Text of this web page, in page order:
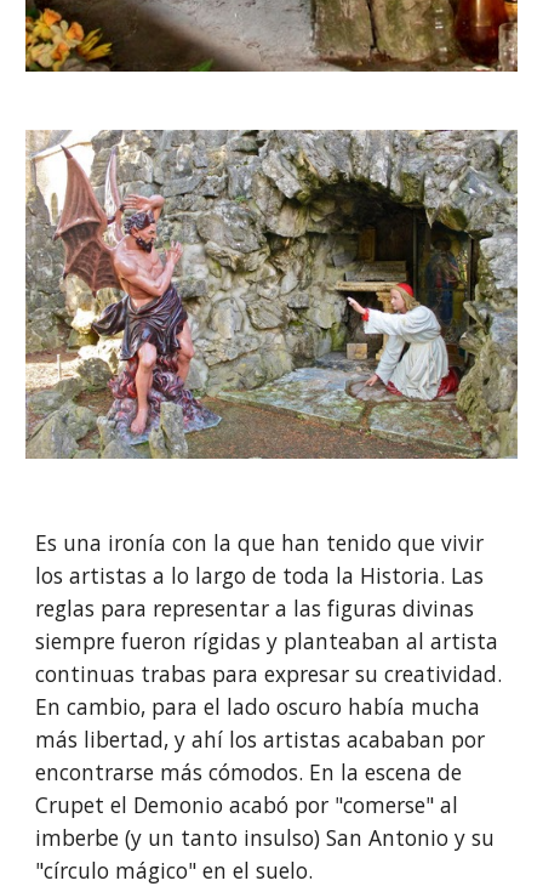
Es una ironía con la que han tenido que vivir
los artistas a lo largo de toda la Historia. Las
reglas para representar a las figuras divinas
siempre fueron rígidas y planteaban al artista
continuas trabas para expresar su creatividad.
En cambio, para el lado oscuro había mucha
más libertad, y ahí los artistas acababan por
encontrarse más cómodos. En la escena de
Crupet el Demonio acabó por "comerse" al
imberbe (y un tanto insulso) San Antonio y su
"círculo mágico" en el suelo.